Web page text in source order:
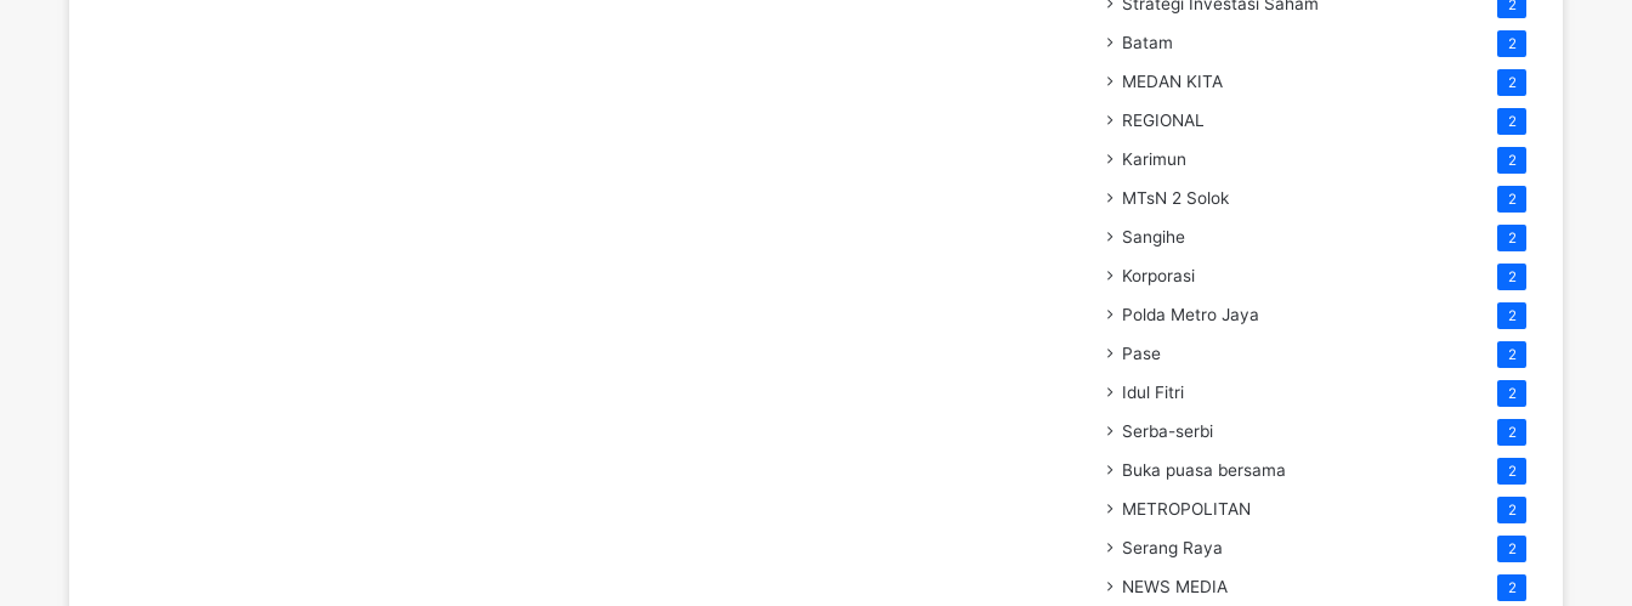
2
Batam 2
MEDAN KITA 2
REGIONAL 2
Karimun 2
MTsN 2 Solok 2
Sangihe 2
Korporasi 2
Polda Metro Jaya 2
Pase 2
Idul Fitri 2
Serba-serbi 2
Buka puasa bersama 2
METROPOLITAN 2
Serang Raya 2
NEWS MEDIA 2